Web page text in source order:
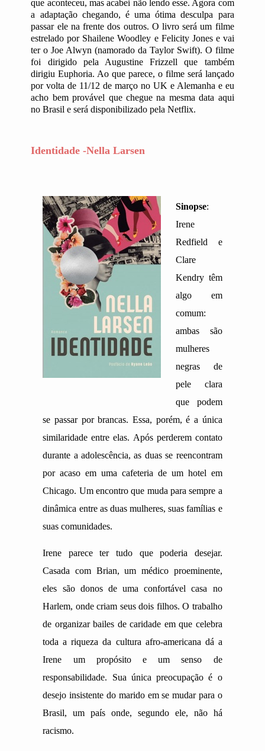
que aconteceu, mas acabei não lendo esse. Agora com
a adaptação chegando, é uma ótima desculpa para
passar ele na frente dos outros. O livro será um filme
estrelado por Shailene Woodley e Felicity Jones e vai
ter o Joe Alwyn (namorado da Taylor Swift). O filme
foi dirigido pela Augustine Frizzell que também
dirigiu Euphoria. Ao que parece, o filme será lançado
por volta de 11/12 de março no UK e Alemanha e eu
acho bem provável que chegue na mesma data aqui
no Brasil e será disponibilizado pela Netflix.
Identidade -Nella Larsen
Sinopse:
Irene
Redfield e
Clare
Kendry têm
algo em
comum:
ambas são
mulheres
negras de
pele clara
que podem
se passar por brancas. Essa, porém, é a única
similaridade entre elas. Após perderem contato
durante a adolescência, as duas se reencontram
por acaso em uma cafeteria de um hotel em
Chicago. Um encontro que muda para sempre a
dinâmica entre as duas mulheres, suas famílias e
suas comunidades.
Irene parece ter tudo que poderia desejar.
Casada com Brian, um médico proeminente,
eles são donos de uma confortável casa no
Harlem, onde criam seus dois filhos. O trabalho
de organizar bailes de caridade em que celebra
toda a riqueza da cultura afro-americana dá a
Irene um propósito e um senso de
responsabilidade. Sua única preocupação é o
desejo insistente do marido em se mudar para o
Brasil, um país onde, segundo ele, não há
racismo.